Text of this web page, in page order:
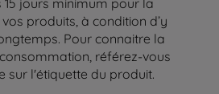
produits, à condition d’y
Pour connaitre la
référez-vous
sur l'étiquette du produit.